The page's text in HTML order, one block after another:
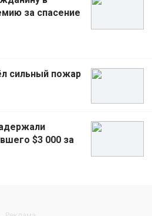
за спасение
сильный пожар
$3 000 за